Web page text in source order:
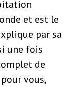
et est le
par sa
une fois
de
vous,